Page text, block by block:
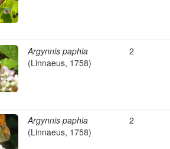
Argynnis paphia
(Linnaeus, 1758)
2
Argynnis paphia
(Linnaeus, 1758)
2